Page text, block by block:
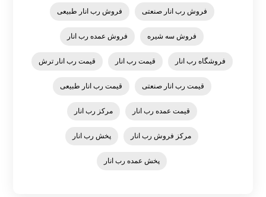
فروش رب انار صنعتی فروش رب انار طبیعی
فروش سه شیره فروش عمده رب انار
فروشگاه رب انار قیمت رب انار قیمت رب انار ترش
قیمت رب انار صنعتی قیمت رب انار طبیعی
قیمت عمده رب انار مرکز رب انار
مرکز فروش رب انار پخش رب انار
پخش عمده رب انار